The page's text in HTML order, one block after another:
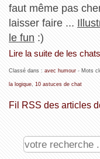
faut même pas
laisser faire ...
le fun :)
Lire la suite de les
Classé dans : avec humour- Mots
la logique, 10 astuces de chat
Fil RSS des articles